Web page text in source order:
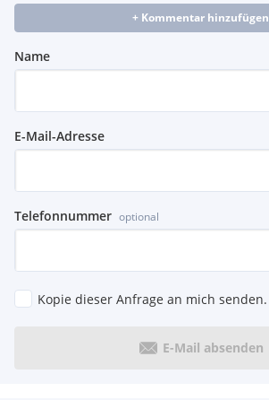
+ Kommentar hinzufügen
Name
E-Mail-Adresse
Telefonnummer optional
Kopie dieser Anfrage an mich senden.
E-Mail absenden